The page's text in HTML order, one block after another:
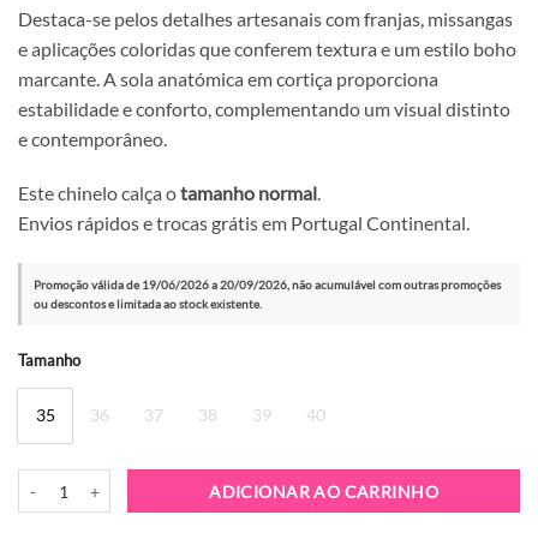
Destaca-se pelos detalhes artesanais com franjas, missangas
e aplicações coloridas que conferem textura e um estilo boho
marcante. A sola anatómica em cortiça proporciona
estabilidade e conforto, complementando um visual distinto
e contemporâneo.
Este chinelo calça otamanho normal.
Envios rápidos e trocas grátis em Portugal Continental.
Promoção válida de 19/06/2026 a 20/09/2026, não acumulável com outras promoções
ou descontos e limitada ao stock existente.
Tamanho
35 36 37 38 39 40
ADICIONAR AO CARRINHO
Alternative: